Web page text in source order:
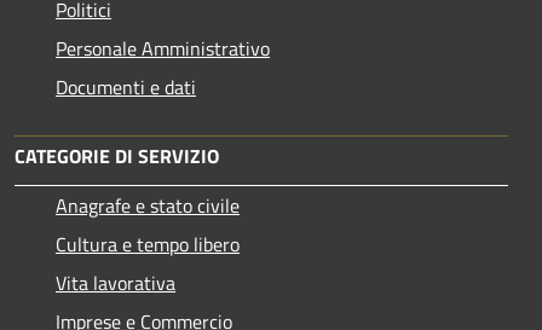
Politici
Personale Amministrativo
Documenti e dati
CATEGORIE DI SERVIZIO
Anagrafe e stato civile
Cultura e tempo libero
Vita lavorativa
Imprese e Commercio